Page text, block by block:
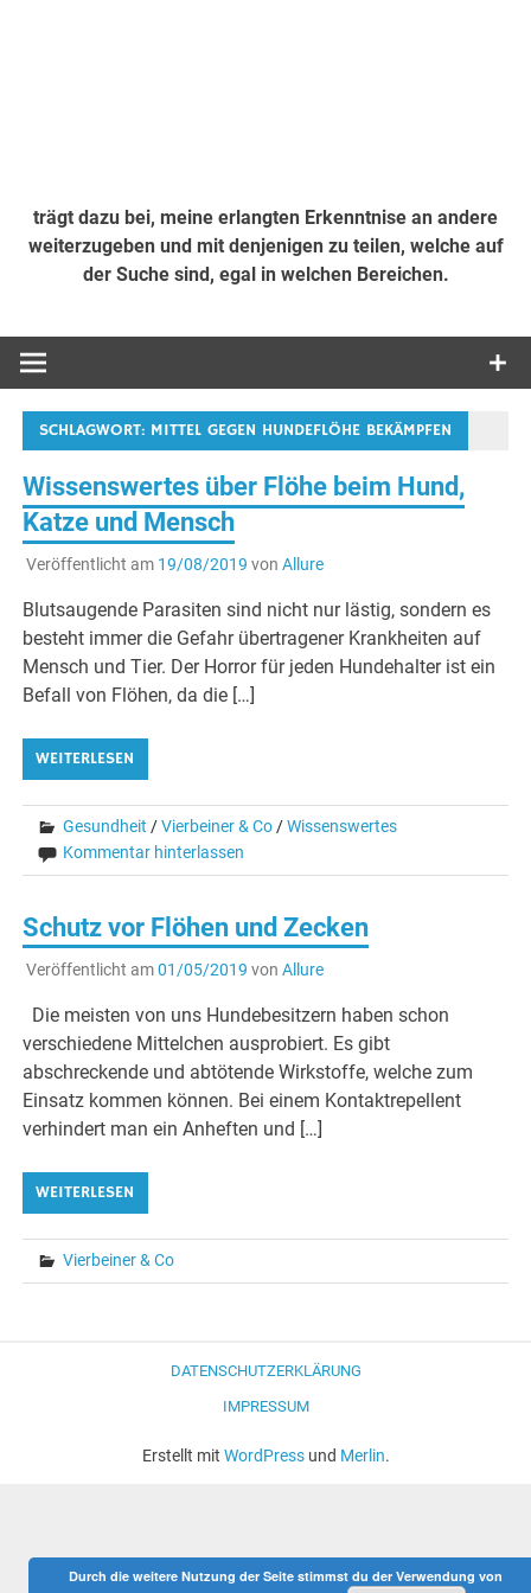
trägt dazu bei, meine erlangten Erkenntnise an andere
weiterzugeben und mit denjenigen zu teilen, welche auf
der Suche sind, egal in welchen Bereichen.
SCHLAGWORT: MITTEL GEGEN HUNDEFLÖHE BEKÄMPFEN
Wissenswertes über Flöhe beim Hund,
Katze und Mensch
Veröffentlicht am 19/08/2019 von Allure
Blutsaugende Parasiten sind nicht nur lästig, sondern es
besteht immer die Gefahr übertragener Krankheiten auf
Mensch und Tier. Der Horror für jeden Hundehalter ist ein
Befall von Flöhen, da die […]
WEITERLESEN
Gesundheit /Vierbeiner & Co/Wissenswertes
Kommentar hinterlassen
Schutz vor Flöhen und Zecken
Veröffentlicht am01/05/2019 von Allure
Die meisten von uns Hundebesitzern haben schon
verschiedene Mittelchen ausprobiert. Es gibt
abschreckende und abtötende Wirkstoffe, welche zum
Einsatz kommen können. Bei einem Kontaktrepellent
verhindert man ein Anheften und […]
WEITERLESEN
Vierbeiner & Co
DATENSCHUTZERKLÄRUNG
IMPRESSUM
Erstellt mit WordPressund Merlin.
Durch die weitere Nutzung der Seite stimmst du der Verwendung von